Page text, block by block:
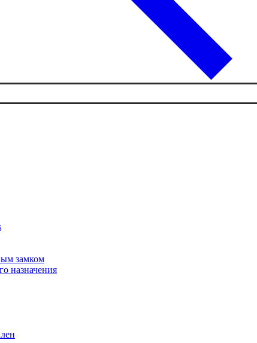
замком
назначения